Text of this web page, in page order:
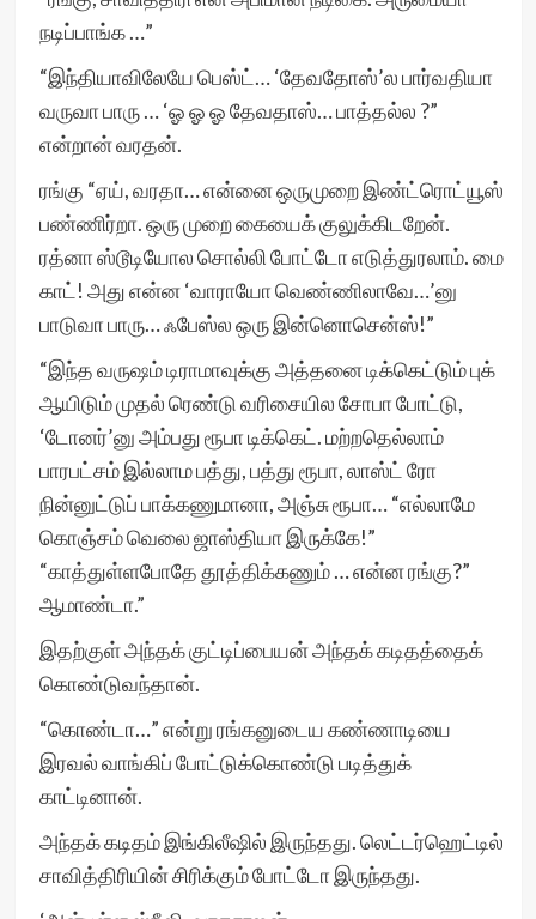
நடிப்பாங்க …”
“இந்தியாவிலேயே பெஸ்ட்… ‘தேவதோஸ்’ல பார்வதியா
வருவா பாரு … ‘ஓ ஓ ஓ தேவதாஸ்… பாத்தல்ல ?”
என்றான் வரதன்.
ரங்கு “ஏய், வரதா… என்னை ஒருமுறை இண்ட்ரொட்யூஸ்
பண்ணிர்றா. ஒரு முறை கையைக் குலுக்கிடறேன்.
ரத்னா ஸ்டூடியோல சொல்லி போட்டோ எடுத்துரலாம். மை
காட்! அது என்ன ‘வாராயோ வெண்ணிலாவே…’னு
பாடுவா பாரு… ஃபேஸ்ல ஒரு இன்னொசென்ஸ்!”
“இந்த வருஷம் டிராமாவுக்கு அத்தனை டிக்கெட்டும் புக்
ஆயிடும் முதல் ரெண்டு வரிசையில சோபா போட்டு,
‘டோனர்’னு அம்பது ரூபா டிக்கெட். மற்றதெல்லாம்
பாரபட்சம் இல்லாம பத்து, பத்து ரூபா, லாஸ்ட் ரோ
நின்னுட்டுப் பாக்கணுமானா, அஞ்சு ரூபா… “எல்லாமே
கொஞ்சம் வெலை ஜாஸ்தியா இருக்கே!”
“காத்துள்ளபோதே தூத்திக்கணும் … என்ன ரங்கு?”
ஆமாண்டா.”
இதற்குள் அந்தக் குட்டிப்பையன் அந்தக் கடிதத்தைக்
கொண்டுவந்தான்.
“கொண்டா…” என்று ரங்கனுடைய கண்ணாடியை
இரவல் வாங்கிப் போட்டுக்கொண்டு படித்துக்
காட்டினான்.
அந்தக் கடிதம் இங்கிலீஷில் இருந்தது. லெட்டர்ஹெட்டில்
சாவித்திரியின் சிரிக்கும் போட்டோ இருந்தது.